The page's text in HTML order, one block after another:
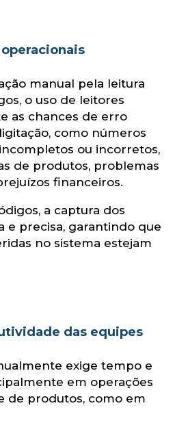
manual pela leitura
o uso de leitores
as chances de erro
como números
ou incorretos,
de produtos, problemas
financeiros.
a captura dos
e precisa, garantindo que
no sistema estejam
das equipes
exige tempo e
em operações
de produtos, como em